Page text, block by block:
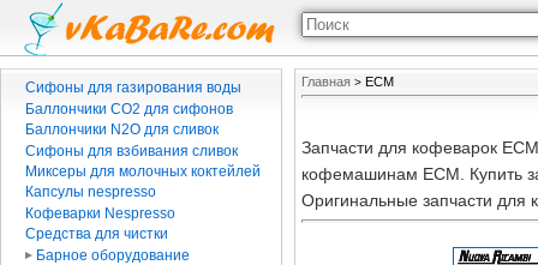
Сифоны для газирования воды
Баллончики CO2 для сифонов
Баллончики N2O для сливок
Сифоны для взбивания сливок
Миксеры для молочных коктейлей
Капсулы nespresso
Кофеварки Nespresso
Средства для чистки
Барное оборудование
Главная > ECM
Запчасти для кофеварок
кофемашинам ECM. Купить
Оригинальные запчасти